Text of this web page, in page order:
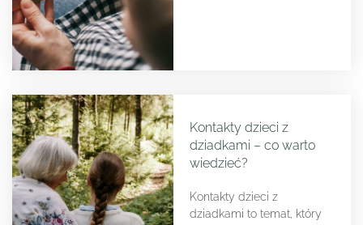
Kontakty dzieci z
dziadkami – co warto
wiedzieć?
Kontakty dzieci z
dziadkami to temat, który